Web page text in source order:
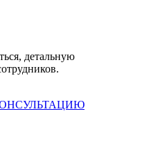
детальную